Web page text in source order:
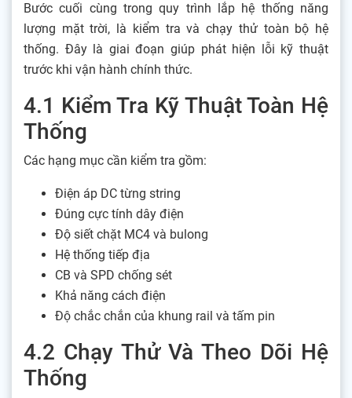
Bước cuối cùng trong quy trình lắp hệ thống năng
lượng mặt trời, là kiểm tra và chạy thử toàn bộ hệ
thống. Đây là giai đoạn giúp phát hiện lỗi kỹ thuật
trước khi vận hành chính thức.
4.1 Kiểm Tra Kỹ Thuật Toàn Hệ
Thống
Các hạng mục cần kiểm tra gồm:
Điện áp DC từng string
Đúng cực tính dây điện
Độ siết chặt MC4 và bulong
Hệ thống tiếp địa
CB và SPD chống sét
Khả năng cách điện
Độ chắc chắn của khung rail và tấm pin
4.2 Chạy Thử Và Theo Dõi Hệ
Thống